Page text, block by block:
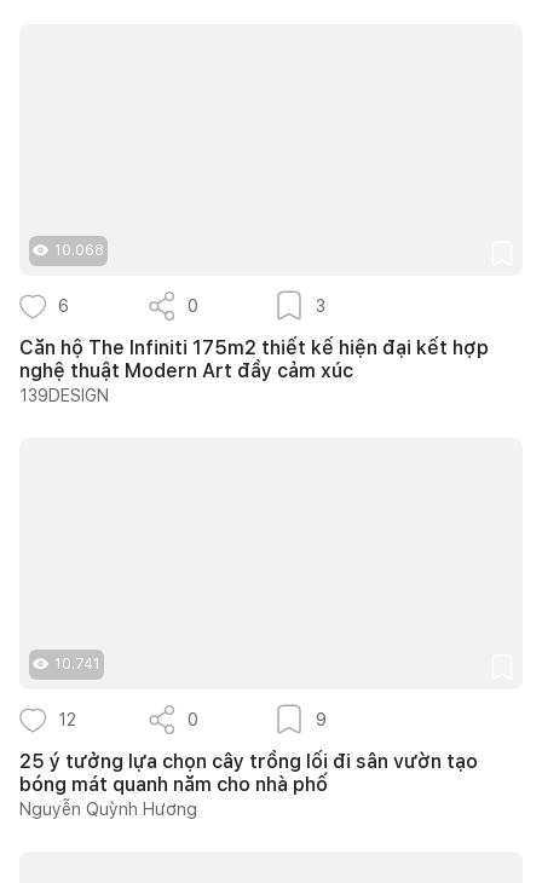
10.068
6 0 3
Căn hộ The Infiniti 175m2 thiết kế hiện đại kết hợp
nghệ thuật Modern Art đầy cảm xúc
139DESIGN
10.741
12 0 9
25 ý tưởng lựa chọn cây trồng lối đi sân vườn tạo
bóng mát quanh năm cho nhà phố
Nguyễn Quỳnh Hương